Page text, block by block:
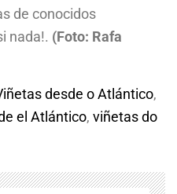
de conocidos
nada!. (Foto: Rafa
desde o Atlántico,
el Atlántico, viñetas do